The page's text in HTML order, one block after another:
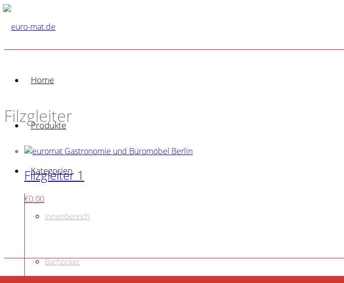
Home
Produkte
Kategorien
Innenbereich
Barhocker
Filzgleiter
Filzgleiter 1
€0.00